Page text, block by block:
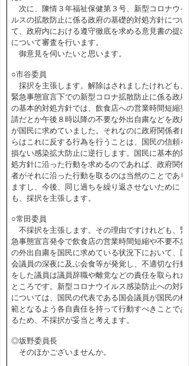
次に、陳情３年福祉保健第３号、新型コロナウイ
ルスの拡散防止に係る政府の基礎的対処方針につい
て、政府内における遵守徹底を求める意見書の提出
について審査を行います。
御意見を伺いたいと思います。
○市谷委員
採択を主張します。解除はされましたけれども、
緊急事態宣言下での新型コロナ拡散防止に係る政府
の基本的対処方針では、飲食店への営業時間短縮要
請だとか午後８時以降の不要な外出自粛などを政府
が国民に求めていました。それなのに政府関係者自
らはこれに反する行為を行うことは、国民の信頼を
損ない感染拡大防止に逆行します。国民に基本的対
処方針に沿った行動を求めるのであれば、政府関係
者がそれに沿った行動を取るのは当然のことであり
ますし、今後、同じ過ちを繰り返させないために
も、採択を主張します。
○常田委員
不採択を主張します。その理由ですけれども、緊
急事態宣言発令で飲食店の営業時間短縮や不要不急
の外出自粛を国民に求めている状況下において、国
会議員の深夜に及ぶ会食等が発覚し、不適切な行動
をした議員は議員辞職や離党などの責任を取られた
ところです。新型コロナウイルス感染防止への対応
については、国民の代表である国会議員が国民の模
範となるよう各自責任を持って行動すべきことであ
るため、不採択が妥当と考えます。
◎坂野委員長
そのほかございませんか。